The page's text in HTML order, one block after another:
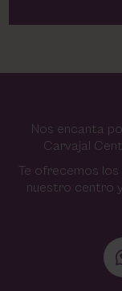
Nos encanta
Carvajal
Te ofrecemos
nuestro centro